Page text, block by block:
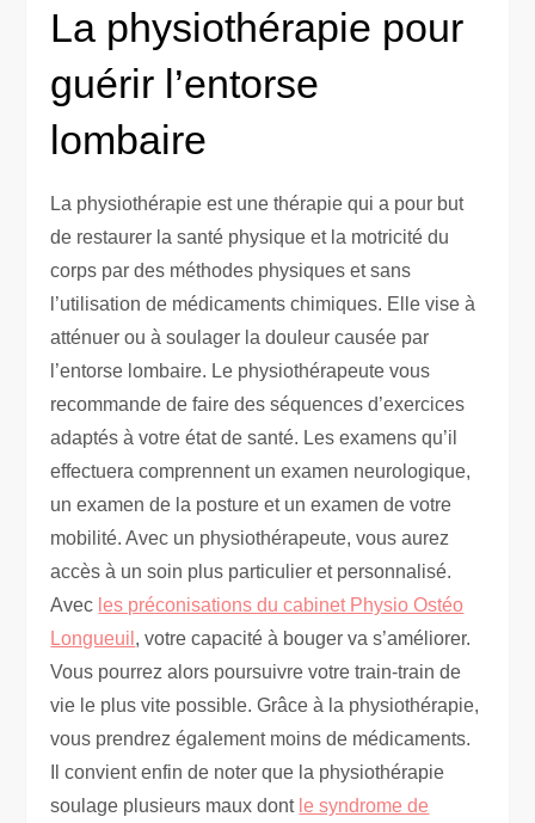
La physiothérapie pour
guérir l’entorse
lombaire
La physiothérapie est une thérapie qui a pour but
de restaurer la santé physique et la motricité du
corps par des méthodes physiques et sans
l’utilisation de médicaments chimiques. Elle vise à
atténuer ou à soulager la douleur causée par
l’entorse lombaire. Le physiothérapeute vous
recommande de faire des séquences d’exercices
adaptés à votre état de santé. Les examens qu’il
effectuera comprennent un examen neurologique,
un examen de la posture et un examen de votre
mobilité. Avec un physiothérapeute, vous aurez
accès à un soin plus particulier et personnalisé.
Avec les préconisations du cabinet Physio Ostéo
Longueuil , votre capacité à bouger va s’améliorer.
Vous pourrez alors poursuivre votre train-train de
vie le plus vite possible. Grâce à la physiothérapie,
vous prendrez également moins de médicaments.
Il convient enfin de noter que la physiothérapie
soulage plusieurs maux dont le syndrome de